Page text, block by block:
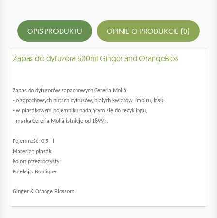
OPIS PRODUKTU OPINIE O PRODUKCIE (0)
Zapas do dyfuzora 500ml Ginger and OrangeBlos
Zapas do dyfuzorów zapachowych Cereria Mollá,
- o zapachowych nutach cytrusów, białych kwiatów, imbiru, lasu,
- w plastikowym pojemniku nadającym się do recyklingu,
- marka Cereria Mollá istnieje od 1899 r.
Pojemność: 0,5 l
Materiał: plastik
Kolor: przezroczysty
Kolekcja: Boutique.
Ginger & Orange Blossom